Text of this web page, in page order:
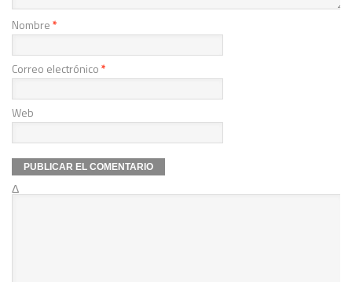
Nombre*
Correo electrónico*
Web
Δ